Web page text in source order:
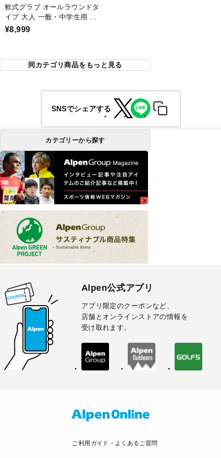
軟式グラブ オールラウンドタ
イプ 大人 一般・中学生用 大
きめサイズ
¥8,999
同カテゴリ商品をもっと見る
SNSでシェアする
カテゴリーから探す
Alpen公式アプリ
アプリ限定のクーポンなど、
店舗とオンラインストアの情報を
受け取れます。
ご利用ガイド・よくあるご質問